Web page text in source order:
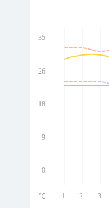
35
26
18
9
0
1 2 3
℃